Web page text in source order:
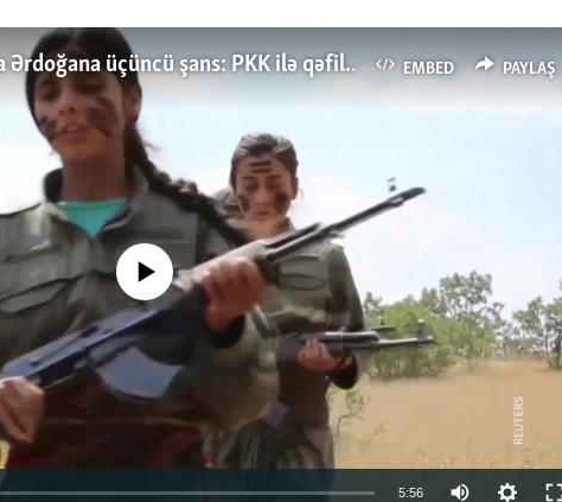
EMBED PAYLAŞ
Türkiyənin dönüş nöqtəsi, ya Ərdoğana üçüncü şans: PKK ilə qəfil barışıq nə deməkdir?
No media source currently available
5:56